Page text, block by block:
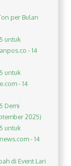
per Bulan
untuk
- 14
untuk
- 14
Demi
2025)
untuk
- 14
di Event Lari